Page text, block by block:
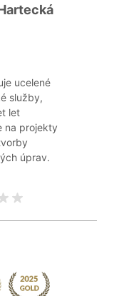
ucelené
služby,
let
na projekty
úprav.